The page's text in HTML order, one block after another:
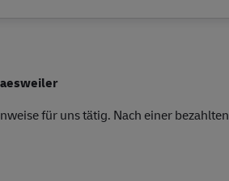
für uns tätig. Nach einer bezahlten